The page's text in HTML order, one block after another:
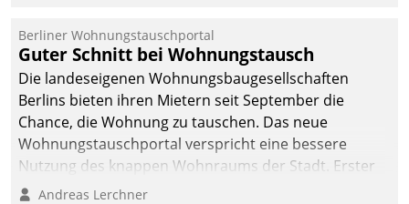
Berliner Wohnungstauschportal
Guter Schnitt bei Wohnungstausch
Die landeseigenen Wohnungsbaugesellschaften
Berlins bieten ihren Mietern seit September die
Chance, die Wohnung zu tauschen. Das neue
Wohnungstauschportal verspricht eine bessere
Nutzung des knappen Wohnraums der Stadt. Erster
Anwendungsfall für Datatrains Lösung API-Hub mit
Andreas Lerchner